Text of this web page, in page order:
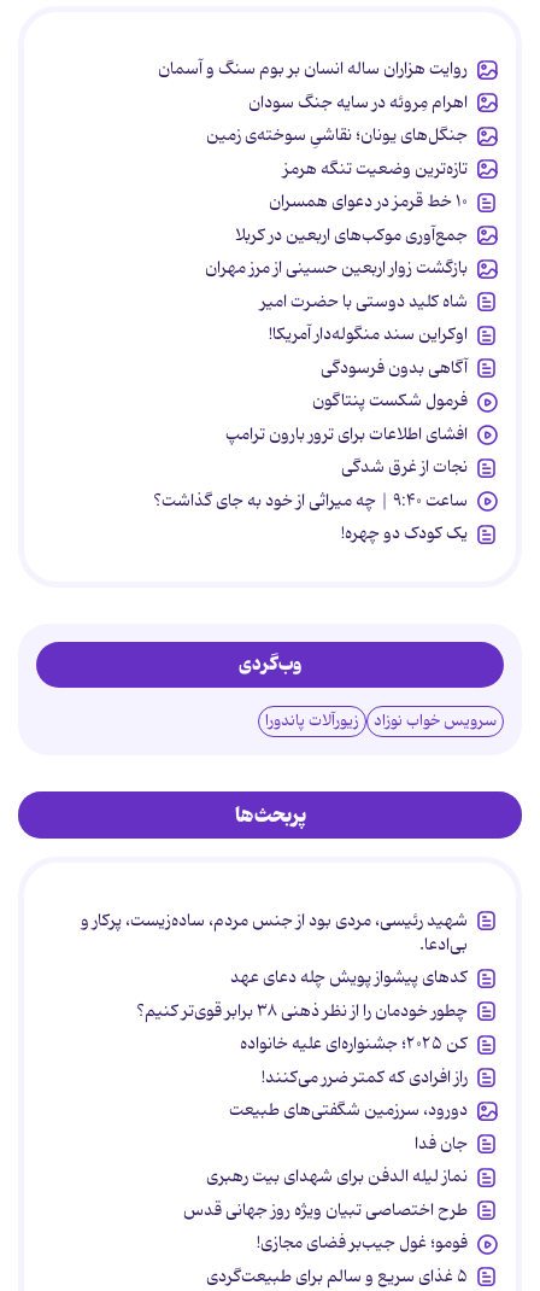
روایت هزاران ساله انسان بر بوم سنگ و آسمان
اهرام مِروئه در سایه جنگ سودان
جنگل‌های یونان؛ نقاشیِ سوخته‌ی زمین
تازه‌ترین وضعیت تنگه هرمز
۱۰ خط قرمز در دعوای همسران
جمع‌آوری موکب‌های اربعین در کربلا
بازگشت زوار اربعین حسینی از مرز مهران
شاه کلید دوستی با حضرت امیر
اوکراین سند منگوله‌دار آمریکا!
آگاهی بدون فرسودگی
فرمول شکست پنتاگون
افشای اطلاعات برای ترور بارون ترامپ
نجات از غرق شدگی
ساعت ۹:۴۰ | چه میراثی از خود به جای گذاشت؟
یک کودک دو چهره!
وب‌گردی
سرویس خواب نوزاد زیورآلات پاندورا
پربحث‌ها
شهید رئیسی، مردی بود از جنس مردم، ساده‌زیست، پرکار و
بی‌ادعا.
کدهای پیشواز پویش چله دعای عهد
چطور خودمان را از نظر ذهنی ۳۸ برابر قوی‌تر کنیم؟
کن ۲۰۲۵؛ جشنواره‌ای علیه خانواده
راز افرادی که کمتر ضرر می‌کنند!
دورود، سرزمین شگفتی‌های طبیعت
جان فدا
نماز لیله الدفن برای شهدای بیت رهبری
طرح اختصاصی تبیان ویژه روز جهانی قدس
فومو؛ غول جیب‌بر فضای مجازی!
۵ غذای سریع و سالم برای طبیعت‌گردی